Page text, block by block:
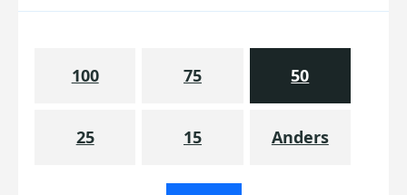
100 75 50
25 15 Anders